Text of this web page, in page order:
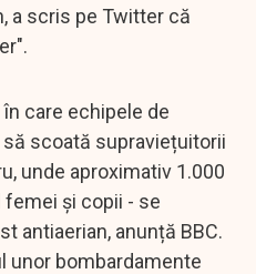
a scris pe Twitter că
care echipele de
scoată supraviețuitorii
unde aproximativ 1.000
femei și copii - se
antiaerian, anunță BBC.
unor bombardamente